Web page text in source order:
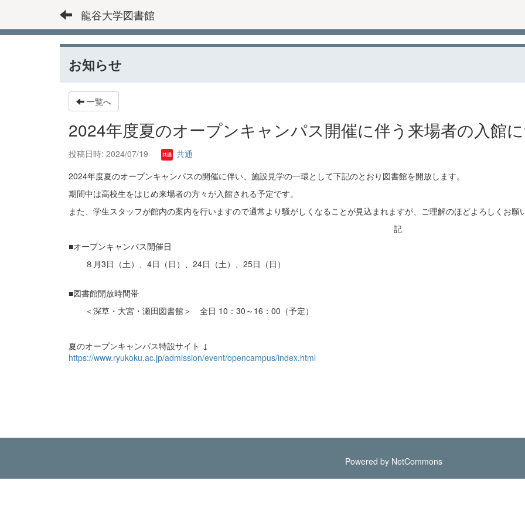
龍谷大学図書館
お知らせ
一覧へ
2024年度夏のオープンキャンパス開催に伴う来場者の入館
投稿日時: 2024/07/19
共通
2024年度夏のオープンキャンパスの開催に伴い、施設見学の一環として下記のとおり図書館を開放します。
期間中は高校生をはじめ来場者の方々が入館される予定です。
また、学生スタッフが館内の案内を行いますので通常より騒がしくなることが見込まれますが、ご理解のほどよろしくお願
記
■オープンキャンパス開催日
８月3日（土）、4日（日）、24日（土）、25日（日）
■図書館開放時間帯
＜深草・大宮・瀬田図書館＞ 全日 10：30～16：00（予定）
夏のオープンキャンパス特設サイト ↓
https://www.ryukoku.ac.jp/admission/event/opencampus/index.html
Powered by NetCommons